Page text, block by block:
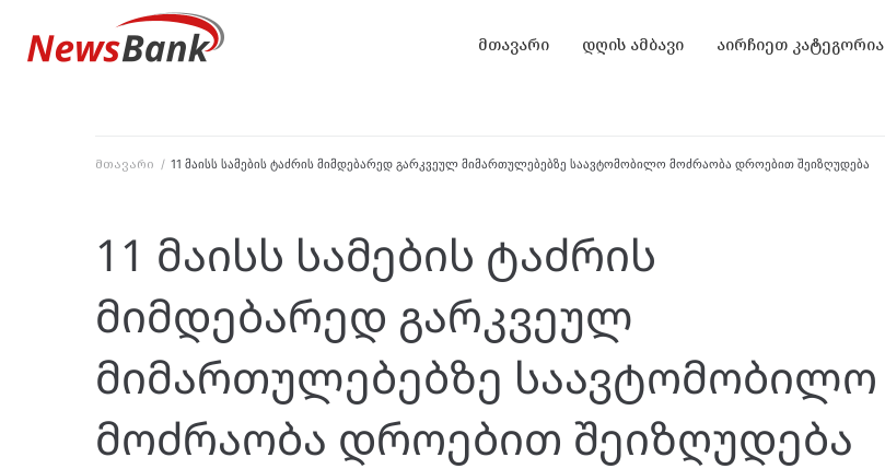
მთავარი დღის ამბავი აირჩიეთ კატეგორია
მთავარი / 11 მაისს სამების ტაძრის მიმდებარედ გარკვეულ მიმართულებებზე საავტომობილო მოძრაობა დროებით შეიზღუდება
11 მაისს სამების ტაძრის
მიმდებარედ გარკვეულ
მიმართულებებზე საავტომობილო
მოძრაობა დროებით შეიზღუდება